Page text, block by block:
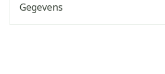
Gegevens